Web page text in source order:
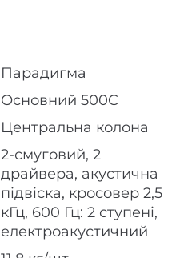
немає
немає
Підвісна ,полична
92
немає
Парадигма
Основний 500C
Центральна колона
2-смуговий, 2
драйвера, акустична
підвіска, кросовер 2,5
кГц, 600 Гц: 2 ступені,
електроакустичний